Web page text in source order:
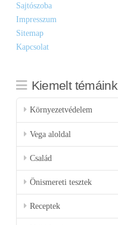
Sajtószoba
Impresszum
Sitemap
Kapcsolat
Kiemelt témáink
Környezetvédelem
Vega aloldal
Család
Önismereti tesztek
Receptek